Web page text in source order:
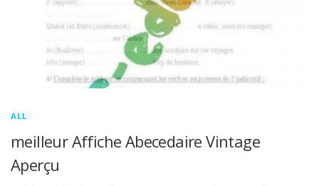
ALL
meilleur Affiche Abecedaire Vintage
Aperçu